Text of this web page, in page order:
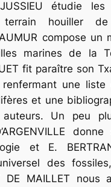
étudie les
houiller
compose un
marines de la
fit paraître son
renfermant une
et une
Un peu
et E.
des
DE MAILLET nous